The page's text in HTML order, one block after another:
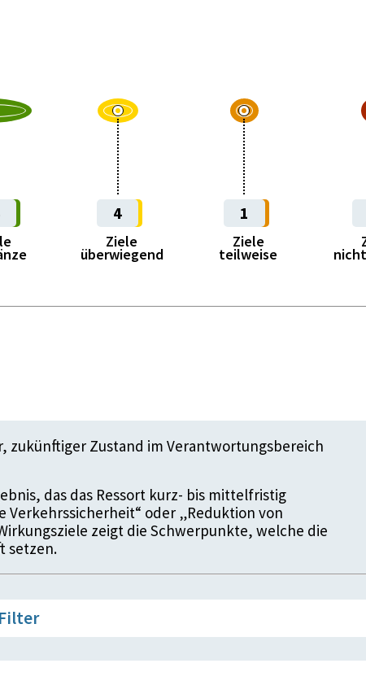
4
Ziele
überwiegend
1
Ziele
teilweise
zukünftiger Zustand im Verantwortungsbereich
das das Ressort kurz- bis mittelfristig
Verkehrssicherheit“ oder „Reduktion von
zeigt die Schwerpunkte, welche die
setzen.
Filter